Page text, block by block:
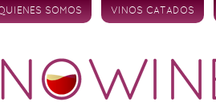
SOMOS VINOS CATADOS